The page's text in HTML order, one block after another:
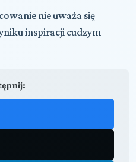
nie uważa się
inspiracji cudzym